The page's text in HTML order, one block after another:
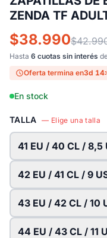
ZENDA TF
$38.990
Hasta 6 cuotas sin interés
Oferta termina en3d
En stock
TALLA — Elige una talla
41 EU / 40 CL / 8,5
42 EU / 41 CL / 9
43 EU / 42 CL / 10
44 EU / 43 CL / 11